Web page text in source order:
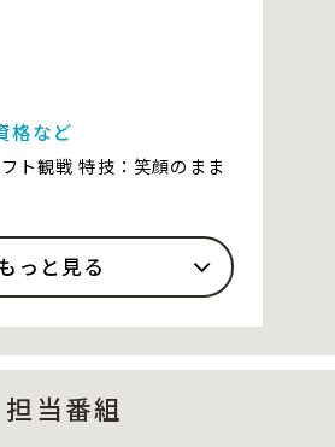
格など
ト観戦 特技：笑顔のまま
っと見る
担当番組